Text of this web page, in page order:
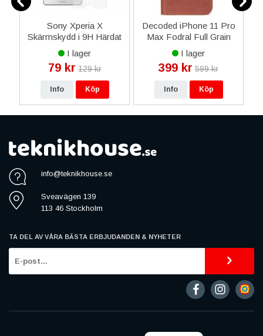
Sony Xperia X
Skärmskydd i 9H Härdat
Glas
I lager
79 kr 129 kr
Info Köp
Decoded iPhone 11 Pro
Max Fodral Full Grain
Leather Detachable
Wallet - Brun
I lager
399 kr 599 kr
Info Köp
info@teknikhouse.se
Sveavägen 139
113 46 Stockholm
TA DEL AV VÅRA BÄSTA ERBJUDANDEN & NYHETER